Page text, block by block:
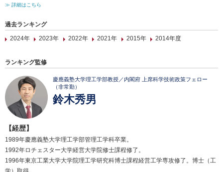
≫ 詳細はこちら
過去ランキング
2024年
2023年 2022年 2021年 2015年 2014年度
ランキング監修
慶應義塾大学理工学部教授／内閣府 上席科学技術政策フェロー
（非常勤）
鈴木秀男
【経歴】
1989年慶應義塾大学理工学部管理工学科卒業。
1992年ロチェスター大学経営大学院修士課程修了。
1996年東京工業大学大学院理工学研究科博士課程経営工学専攻修了。博士（工